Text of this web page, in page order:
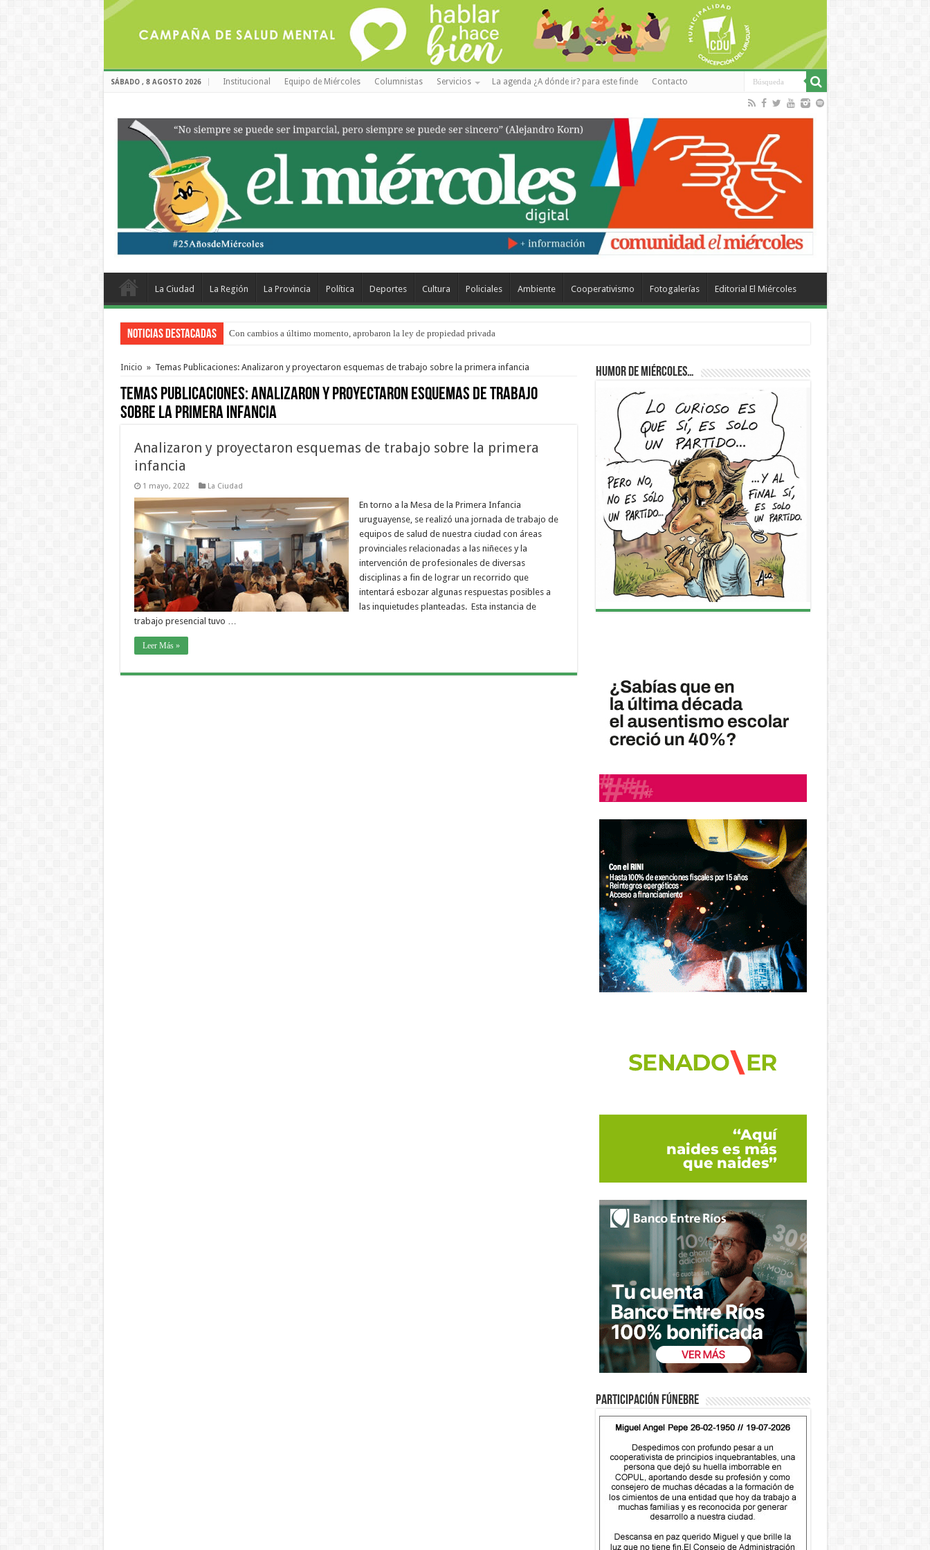
SÁBADO , 8 AGOSTO 2026 Institucional Equipo de Miércoles Columnistas Servicios La agenda ¿A dónde ir? para este finde Contacto
La Ciudad La Región La Provincia Política Deportes Cultura Policiales Ambiente Cooperativismo Fotogalerías Editorial El Miércoles
Noticias Destacadas Con cambios a último momento, aprobaron la ley de propiedad privada
Inicio » Temas Publicaciones: Analizaron y proyectaron esquemas de trabajo sobre la primera infancia
Temas Publicaciones:Analizaron y proyectaron esquemas de trabajo
sobre la primera infancia
Analizaron y proyectaron esquemas de trabajo sobre la primera
infancia
1 mayo, 2022 La Ciudad
En torno a la Mesa de la Primera Infancia
uruguayense, se realizó una jornada de trabajo de
equipos de salud de nuestra ciudad con áreas
provinciales relacionadas a las niñeces y la
intervención de profesionales de diversas
disciplinas a fin de lograr un recorrido que
intentará esbozar algunas respuestas posibles a
las inquietudes planteadas. Esta instancia de
trabajo presencial tuvo …
Leer Más »
Humor de Miércoles…
Participación fúnebre